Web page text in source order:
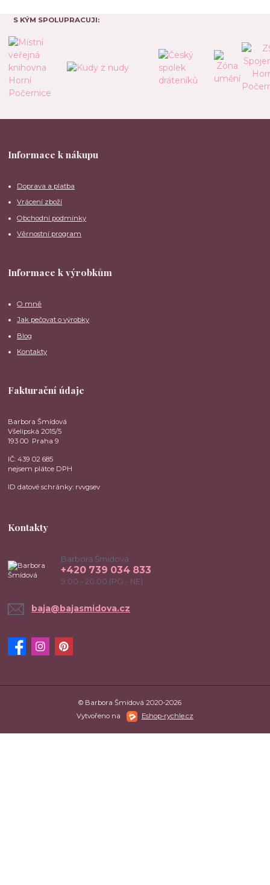
S KÝM SPOLUPRACUJI:
Informace k nákupu
Doprava a platba
Vrácení zboží
Obchodní podmínky
Věrnostní program
Informace k výrobkům
O mně
Jak pečovat o výrobky
Blog
Kontakty
Fakturační údaje
Barbora Šmídová
Všelipská 2015/5
193 00 Praha 9
IČ: 439 02 685
nejsem plátce DPH
ID datové schránky: rvvgsev
Kontakty
Barbora Šmídová
+420 739 034 833
9:00 - 20:00 (PO - NE)
baja@bajasmidova.cz
© Barbora Šmídová 2020-2026
Vytvořeno na
Eshop-rychle.cz